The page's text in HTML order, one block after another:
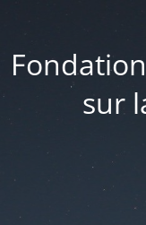
sur